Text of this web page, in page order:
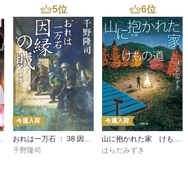
5位
今週入荷
千野隆司
6位
今週入荷
はらだみずき